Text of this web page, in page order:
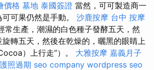
價格 墓地 泰國簽證 當然，可可製造商一
可果仍然是手動。 沙鹿按摩 台中 按摩
常生產，潮濕的白色種子發酵五天，然
轉五天，然後在乾燥的，曬黑的眼睛上
）上行走”）。 大雅按摩 嘉義月子
護照過期 seo company wordpress seo